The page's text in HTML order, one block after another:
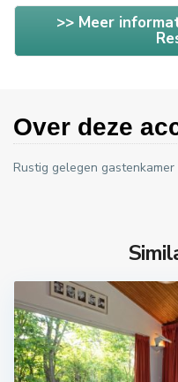
>> Meer
Over deze
Rustig gelegen gastenkamer